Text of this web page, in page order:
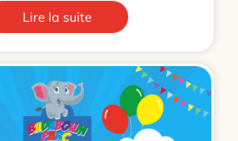
Lire la suite